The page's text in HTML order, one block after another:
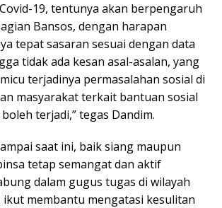
19, tentunya akan berpengaruh
Bansos, dengan harapan
tepat sasaran sesuai dengan data
tidak ada kesan asal-asalan, yang
terjadinya permasalahan sosial di
masyarakat terkait bantuan sosial
terjadi,” tegas Dandim.
saat ini, baik siang maupun
tetap semangat dan aktif
dalam gugus tugas di wilayah
ikut membantu mengatasi kesulitan